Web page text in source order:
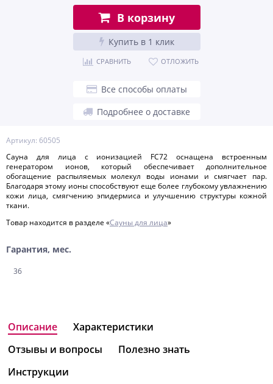
Артикул: 60505
Сауна для лица с ионизацией FC72 оснащена встроенным
генератором ионов, который обеспечивает дополнительное
обогащение распыляемых молекул воды ионами и смягчает пар.
Благодаря этому ионы способствуют еще более глубокому увлажнению
кожи лица, смягчению эпидермиса и улучшению структуры кожной
ткани.
Товар находится в разделе «Сауны для лица»
Гарантия, мес.
36
В корзину
Купить в 1 клик
СРАВНИТЬ ОТЛОЖИТЬ
Все способы оплаты
Подробнее о доставке
Описание
Характеристики
Отзывы и вопросы
Полезно знать
Инструкции